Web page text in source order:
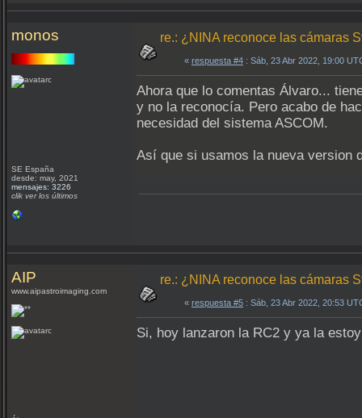
monos
SE España
desde: may, 2021
mensajes: 3226
clik ver los últimos
re.: ¿NINA reconoce las cámaras
« respuesta #4 : Sáb, 23 Abr 2022, 19:00
Ahora que lo comentas Álvaro...
y no la reconocía. Pero acabo de
necesidad del sistema ASCOM.
Así que si usamos la nueva version
AIP
www.aipastroimaging.com
re.: ¿NINA reconoce las cámaras
« respuesta #5 : Sáb, 23 Abr 2022, 20:53
Si, hoy lanzaron la RC2 y ya la